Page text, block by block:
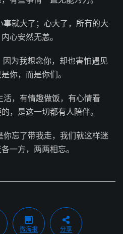
就大了；心大了，所有的大
心安然无恙。
为我想念你，却也害怕遇见
你，而是你们。
，有情趣做饭，有心情看
，是这一切都有人陪伴。
忘了带我走，我们就这样迷
一方，两两相忘。
微海报 分享